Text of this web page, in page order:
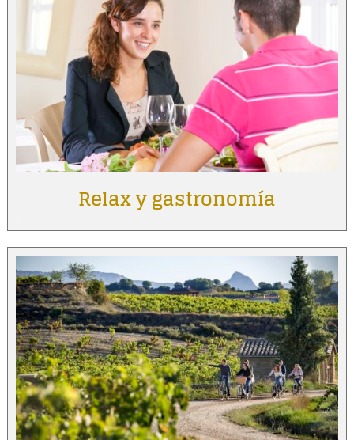
Relax y gastronomía